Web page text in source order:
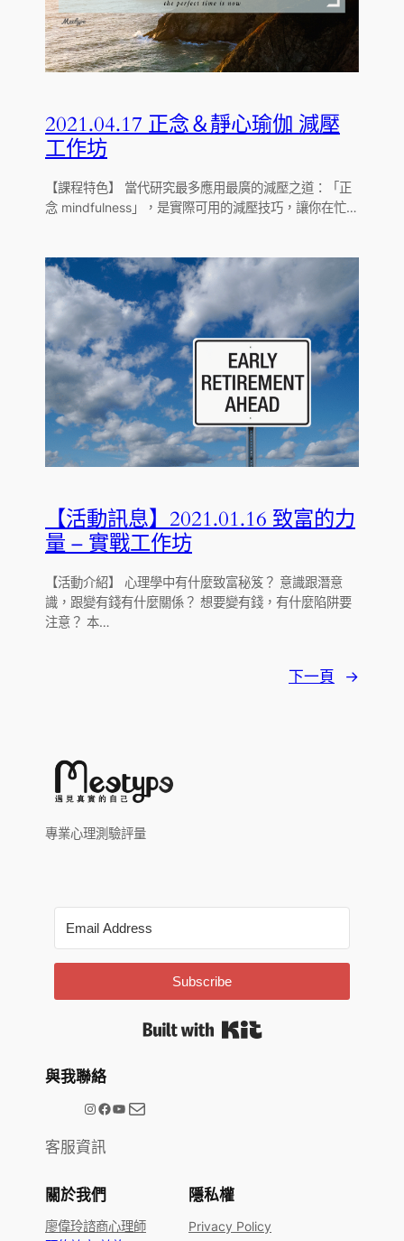
2021.04.17 正念＆靜心瑜伽 減壓
工作坊
【課程特色】 當代研究最多應用最廣的減壓之道：「正
念 mindfulness」，是實際可用的減壓技巧，讓你在忙…
【活動訊息】2021.01.16 致富的力
量 – 實戰工作坊
【活動介紹】 心理學中有什麼致富秘笈？ 意識跟潛意
識，跟變有錢有什麼關係？ 想要變有錢，有什麼陷阱要
注意？ 本…
下一頁 →
專業心理測驗評量
Subscribe
與我聯絡
@meetype.tw Facebook YouTube 電子郵件
客服資訊
關於我們
廖偉玲諮商心理師
隱私權
Privacy Policy